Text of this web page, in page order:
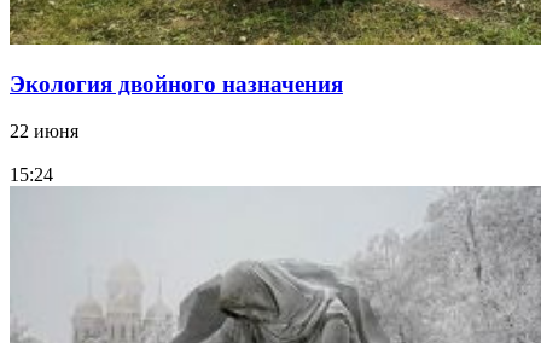
Экология двойного назначения
22 июня
15:24